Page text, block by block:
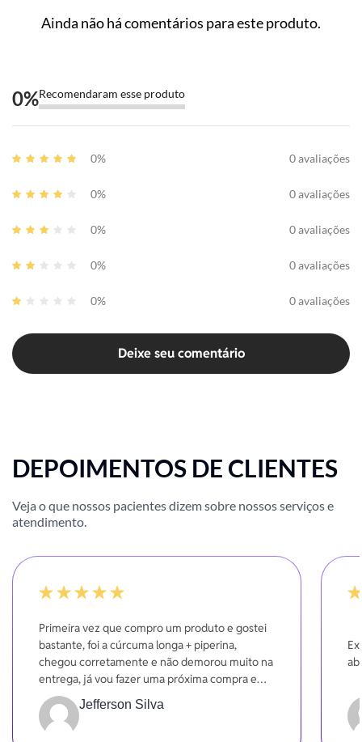
Ainda não há comentários para este produto.
0%Recomendaram esse produto
0% 0 avaliações
0% 0 avaliações
0% 0 avaliações
0% 0 avaliações
0% 0 avaliações
Deixe seu comentário
DEPOIMENTOS DE CLIENTES
Veja o que nossos pacientes dizem sobre nossos serviços e
atendimento.
Primeira vez que compro um produto e gostei
bastante, foi a cúrcuma longa + piperina,
chegou corretamente e não demorou muito na
entrega, já vou fazer uma próxima compra em
breve.
Jefferson Silva